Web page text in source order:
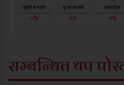
खुसी बनायो
०%
दु:ख लाग्यो
०%
उत्साहित
०%
सम्बन्धित थप